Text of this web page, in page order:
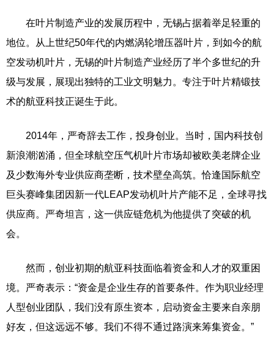
在叶片制造产业的发展历程中，无锡占据着举足轻重的
地位。从上世纪50年代的内燃涡轮增压器叶片，到如今的航
空发动机叶片，无锡的叶片制造产业经历了半个多世纪的升
级与发展，展现出独特的工业文明魅力。专注于叶片精锻技
术的航亚科技正诞生于此。
2014年，严奇辞去工作，投身创业。当时，国内科技创
新浪潮汹涌，但全球航空压气机叶片市场却被欧美老牌企业
及少数海外专业供应商垄断，技术壁垒高筑。恰逢国际航空
巨头赛峰集团因新一代LEAP发动机叶片产能不足，全球寻找
供应商。严奇坦言，这一供应链危机为他提供了突破的机
会。
然而，创业初期的航亚科技面临着资金和人才的双重困
境。严奇表示：“资金是企业生存的首要条件。作为职业经理
人型创业团队，我们没有原生资本，启动资金主要来自亲朋
好友，但这远远不够。我们不得不通过路演来筹集资金。”